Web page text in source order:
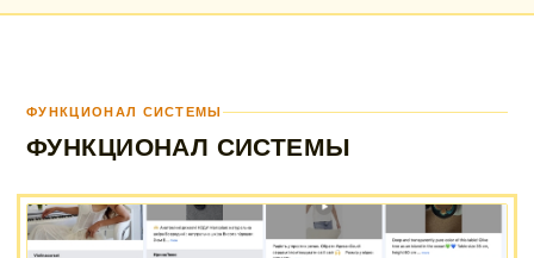
ФУНКЦИОНАЛ СИСТЕМЫ
ФУНКЦИОНАЛ СИСТЕМЫ